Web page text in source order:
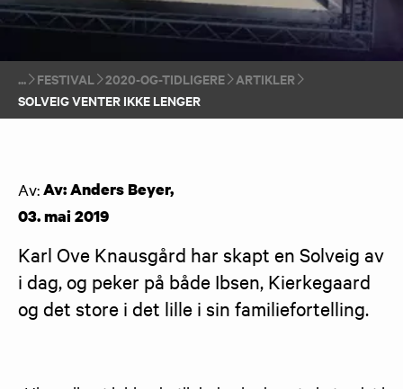
FESTIVAL 2020-OG-TIDLIGERE
ARTIKLER
SOLVEIG VENTER IKKE LENGER
Av:Av: Anders Beyer,
03. mai 2019
Karl Ove Knausgård har skapt en Solveig av
i dag, og peker på både Ibsen, Kierkegaard
og det store i det lille i sin familiefortelling.